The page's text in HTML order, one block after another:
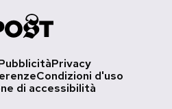
Privacy
Condizioni d'uso
di accessibilità